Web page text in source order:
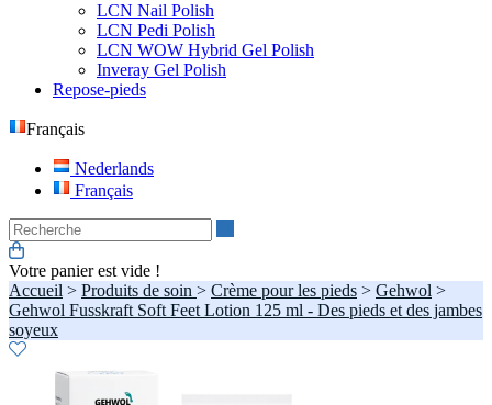
LCN Nail Polish
LCN Pedi Polish
LCN WOW Hybrid Gel Polish
Inveray Gel Polish
Repose-pieds
Français
Nederlands
Français
Votre panier est vide !
Accueil > Produits de soin > Crème pour les pieds > Gehwol >
Gehwol Fusskraft Soft Feet Lotion 125 ml - Des pieds et des jambes
soyeux